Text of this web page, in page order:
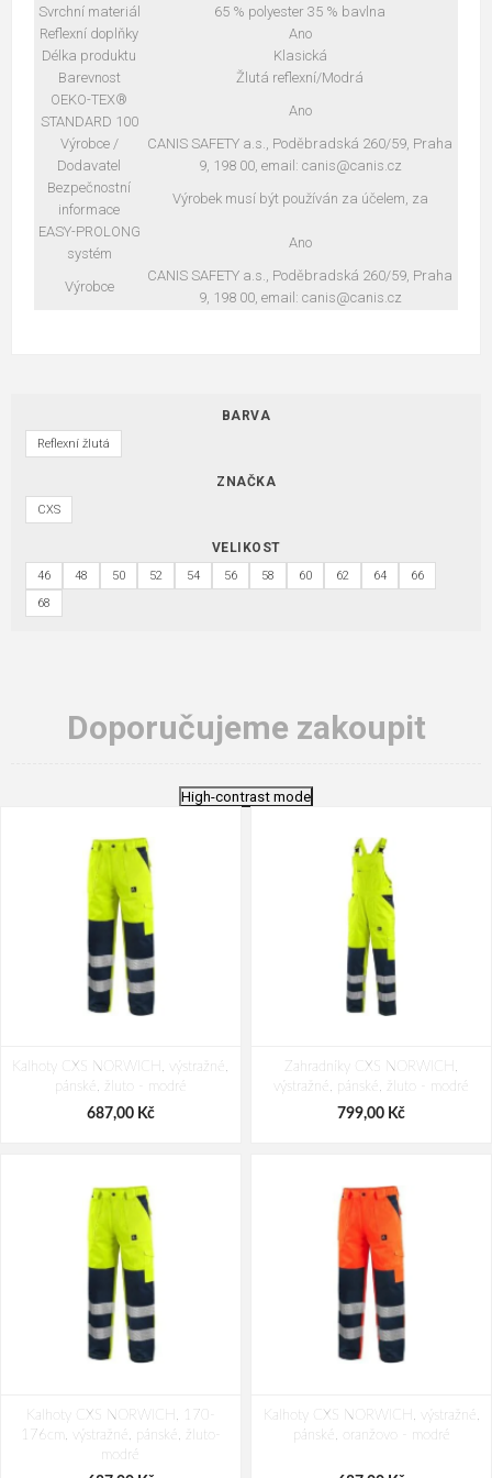
Svrchní materiál
65 % polyester 35 % bavlna
Reflexní doplňky
Ano
Délka produktu
Klasická
Barevnost
Žlutá reflexní/Modrá
OEKO-TEX®
STANDARD 100
Ano
Výrobce /
Dodavatel
CANIS SAFETY a.s., Poděbradská 260/59, Praha
9, 198 00, email: canis@canis.cz
Bezpečnostní
informace
Výrobek musí být používán za účelem, za
EASY-PROLONG
systém
Ano
Výrobce
CANIS SAFETY a.s., Poděbradská 260/59, Praha
9, 198 00, email: canis@canis.cz
BARVA
Reflexní žlutá
ZNAČKA
CXS
VELIKOST
46 48 50 52 54 56 58 60 62 64
66
68
Doporučujeme zakoupit
High-contrast mode
Kalhoty CXS NORWICH, výstražné,
pánské, žluto - modré
687,00 Kč
Zahradníky CXS NORWICH,
výstražné, pánské, žluto - modré
799,00 Kč
Kalhoty CXS NORWICH, 170-
176cm, výstražné, pánské, žluto-
modré
Kalhoty CXS NORWICH, výstražné,
pánské, oranžovo - modré